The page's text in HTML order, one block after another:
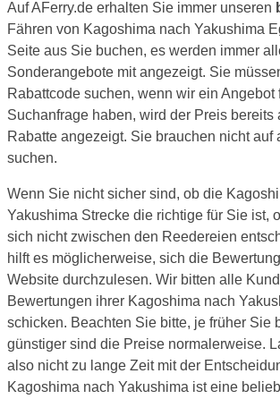
Auf AFerry.de erhalten Sie immer unseren
Fähren von Kagoshima nach Yakushima
Seite aus Sie buchen, es werden immer
Sonderangebote mit angezeigt. Sie
Rabattcode suchen, wenn wir ein Angebot
Suchanfrage haben, wird der Preis bereits
Rabatte angezeigt. Sie brauchen nicht auf
suchen.
Wenn Sie nicht sicher sind, ob die
Yakushima Strecke die richtige für Sie ist,
sich nicht zwischen den Reedereien
hilft es möglicherweise, sich die
Website durchzulesen. Wir bitten alle
Bewertungen ihrer Kagoshima nach
schicken. Beachten Sie bitte, je früher Sie
günstiger sind die Preise normalerweise.
also nicht zu lange Zeit mit der
Kagoshima nach Yakushima ist eine